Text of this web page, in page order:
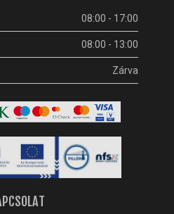
08:00 - 17:00
08:00 - 13:00
Zárva